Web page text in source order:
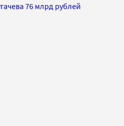
76 млрд рублей